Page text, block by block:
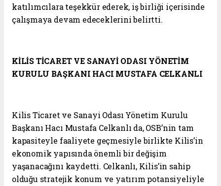
katılımcılara teşekkür ederek, iş birliği içerisinde
çalışmaya devam edeceklerini belirtti.
KİLİS TİCARET VE SANAYİ ODASI YÖNETİM
KURULU BAŞKANI HACI MUSTAFA CELKANLI
Kilis Ticaret ve Sanayi Odası Yönetim Kurulu
Başkanı Hacı Mustafa Celkanlı da, OSB’nin tam
kapasiteyle faaliyete geçmesiyle birlikte Kilis’in
ekonomik yapısında önemli bir değişim
yaşanacağını kaydetti. Celkanlı, Kilis’in sahip
olduğu stratejik konum ve yatırım potansiyeliyle